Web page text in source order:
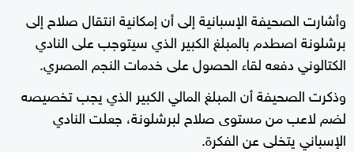
وأشارت الصحيفة الإسبانية إلى أن إمكانية انتقال صلاح إلى
برشلونة اصطدم بالمبلغ الكبير الذي سيتوجب على النادي
الكتالوني دفعه لقاء الحصول على خدمات النجم المصري.
وذكرت الصحيفة أن المبلغ المالي الكبير الذي يجب تخصيصه
لضم لاعب من مستوى صلاح لبرشلونة، جعلت النادي
الإسباني يتخلى عن الفكرة.